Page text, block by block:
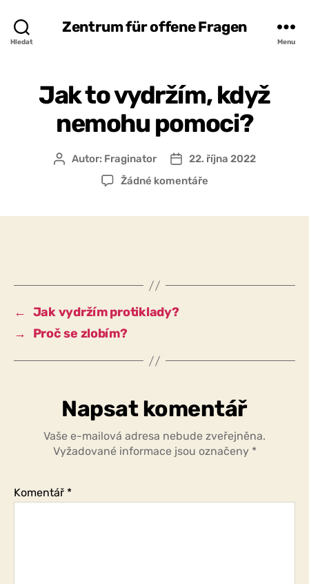
Hledat
Zentrum für offene Fragen
Menu
Jak to vydržím, když
nemohu pomoci?
Autor
příspěvku
Autor: Fraginator
Datum
příspěvku
22. října 2022
Žádné komentářeu
když
← Jak vydržím protiklady?
→
Proč se zlobím?
Napsat komentář
Vaše e-mailová adresa nebude zveřejněna.
Vyžadované informace jsou označeny *
Komentář *